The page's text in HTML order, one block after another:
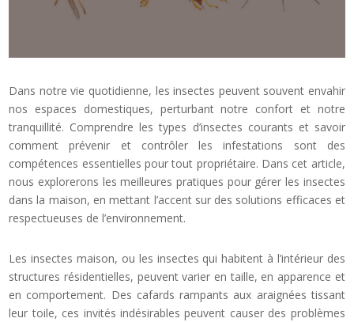
Dans notre vie quotidienne, les insectes peuvent souvent envahir
nos espaces domestiques, perturbant notre confort et notre
tranquillité. Comprendre les types d’insectes courants et savoir
comment prévenir et contrôler les infestations sont des
compétences essentielles pour tout propriétaire. Dans cet article,
nous explorerons les meilleures pratiques pour gérer les insectes
dans la maison, en mettant l’accent sur des solutions efficaces et
respectueuses de l’environnement.
Les insectes maison, ou les insectes qui habitent à l’intérieur des
structures résidentielles, peuvent varier en taille, en apparence et
en comportement. Des cafards rampants aux araignées tissant
leur toile, ces invités indésirables peuvent causer des problèmes